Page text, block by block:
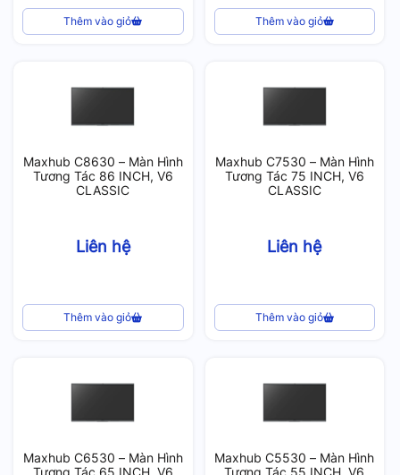
Thêm vào giỏ Thêm vào giỏ
Maxhub C8630 – Màn Hình
Tương Tác 86 INCH, V6
CLASSIC
Liên hệ
Thêm vào giỏ
Maxhub C7530 – Màn Hình
Tương Tác 75 INCH, V6
CLASSIC
Liên hệ
Thêm vào giỏ
Maxhub C6530 – Màn Hình
Tương Tác 65 INCH, V6
Maxhub C5530 – Màn Hình
Tương Tác 55 INCH, V6